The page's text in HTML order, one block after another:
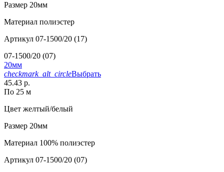
Размер 20мм
Материал полиэстер
Артикул 07-1500/20 (17)
07-1500/20 (07)
20мм
checkmark_alt_circleВыбрать
45.43 р.
По 25 м
Цвет желтый/белый
Размер 20мм
Материал 100% полиэстер
Артикул 07-1500/20 (07)